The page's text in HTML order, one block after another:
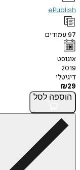
ePublish
97עמודים
אוגוסט
2019
דיגיטלי
₪29
הוספה לסל